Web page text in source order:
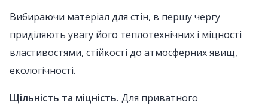
Вибираючи матеріал для стін, в першу чергу
приділяють увагу його теплотехнічних і міцності
властивостями, стійкості до атмосферних явищ,
екологічності.
Щільність та міцність. Для приватного